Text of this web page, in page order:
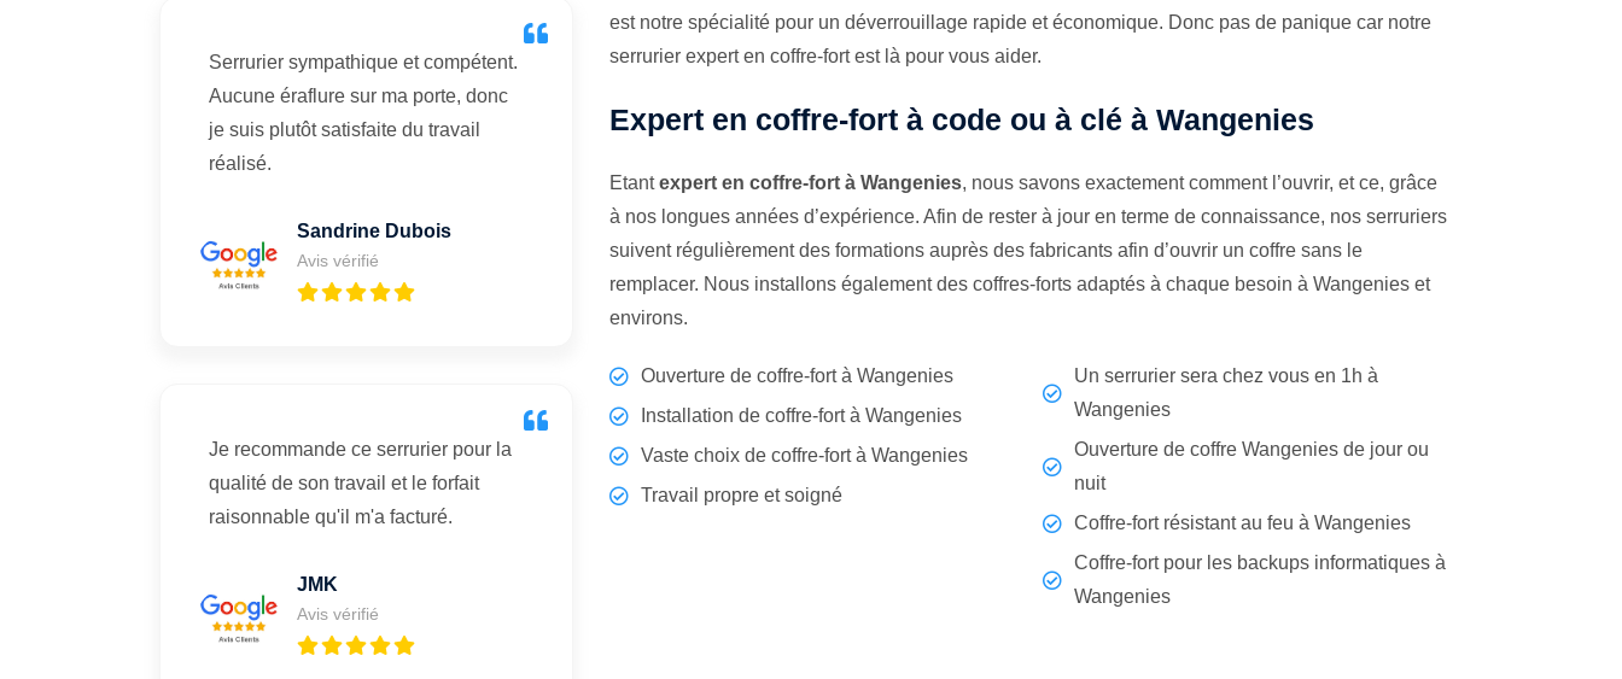
Serrurier sympathique et compétent.
Aucune éraflure sur ma porte, donc
je suis plutôt satisfaite du travail
réalisé.
Sandrine Dubois
Avis vérifié
Je recommande ce serrurier pour la
qualité de son travail et le forfait
raisonnable qu'il m'a facturé.
JMK
Avis vérifié
est notre spécialité pour un déverrouillage rapide et économique. Donc pas de panique car notre
serrurier expert en coffre-fort est là pour vous aider.
Expert en coffre-fort à code ou à clé à Wangenies
Etantexpert en coffre-fort à Wangenies, nous savons exactement comment l’ouvrir, et ce, grâce
à nos longues années d’expérience. Afin de rester à jour en terme de connaissance, nos serruriers
suivent régulièrement des formations auprès des fabricants afin d’ouvrir un coffre sans le
remplacer. Nous installons également des coffres-forts adaptés à chaque besoin à Wangenies et
environs.
Ouverture de coffre-fort à Wangenies
Installation de coffre-fort à Wangenies
Vaste choix de coffre-fort à Wangenies
Travail propre et soigné
Un serrurier sera chez vous en 1h à
Wangenies
Ouverture de coffre Wangenies de jour ou
nuit
Coffre-fort résistant au feu à Wangenies
Coffre-fort pour les backups informatiques à
Wangenies